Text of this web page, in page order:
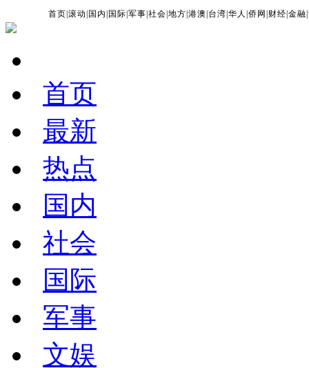
首页 |滚动 国内 国际 |军事 |社会 |地方 |港澳 台湾 |华人 |侨网 财经 |金融 |
首页
最新
热点
国内
社会
国际
军事
文娱